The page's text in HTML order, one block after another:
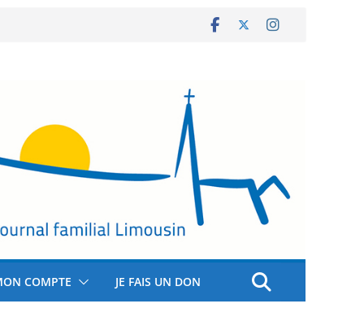
COMPTE JE FAIS UN DON